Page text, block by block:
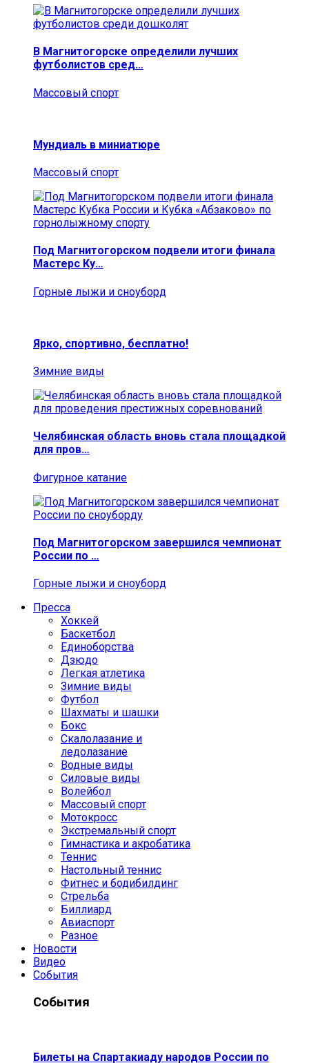
В Магнитогорске определили лучших
футболистов сред…
Массовый спорт
Мундиаль в миниатюре
Массовый спорт
Под Магнитогорском подвели итоги финала
Мастерс Ку…
Горные лыжи и сноуборд
Ярко, спортивно, бесплатно!
Зимние виды
Челябинская область вновь стала площадкой
для пров…
Фигурное катание
Под Магнитогорском завершился чемпионат
России по …
Горные лыжи и сноуборд
Пресса
Хоккей
Баскетбол
Единоборства
Дзюдо
Легкая атлетика
Зимние виды
Футбол
Шахматы и шашки
Бокс
Скалолазание и
ледолазание
Водные виды
Силовые виды
Волейбол
Массовый спорт
Мотокросс
Экстремальный спорт
Гимнастика и акробатика
Теннис
Настольный теннис
Фитнес и бодибилдинг
Стрельба
Биллиард
Авиаспорт
Разное
Новости
Видео
События
События
Билеты на Спартакиаду народов России по